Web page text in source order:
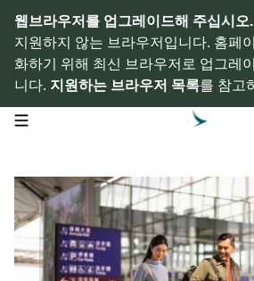
웹브라우저를 업그레이드해 주십시오.
지원하지 않는 브라우저입니다. 홈페
화하기 위해 최신 브라우저로 업그레
니다. 지원하는 브라우저 목록를 참고
open navigation menu